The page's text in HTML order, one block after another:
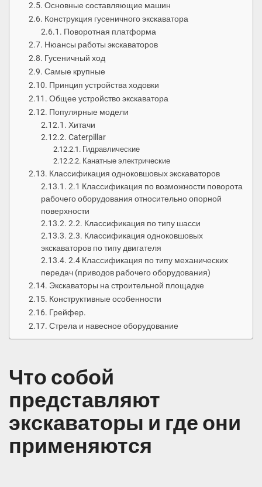
Основные составляющие машин
Конструкция гусеничного экскаватора
Поворотная платформа
Нюансы работы экскаваторов
Гусеничный ход
Самые крупные
Принцип устройства ходовки
Общее устройство экскаватора
Популярные модели
Хитачи
Caterpillar
Гидравлические
Канатные электрические
Классификация одноковшовых экскаваторов
2.1 Классификация по возможности поворота
рабочего оборудования относительно опорной
поверхности
2.2. Классификация по типу шасси
2.3. Классификация одноковшовых
экскаваторов по типу двигателя
2.4 Классификация по типу механических
передач (приводов рабочего оборудования)
Экскаваторы на строительной площадке
Конструктивные особенности
Грейфер.
Стрела и навесное оборудование
Что собой
представляют
экскаваторы и где они
применяются